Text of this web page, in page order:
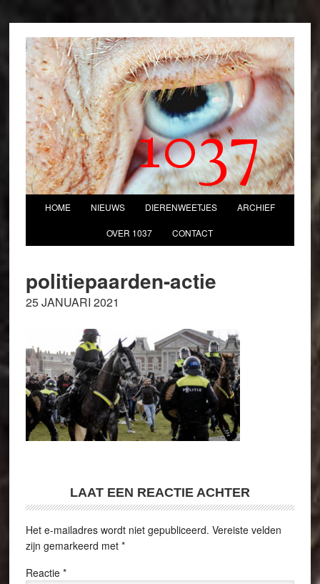
1037
HOME NIEUWS DIERENWEETJES ARCHIEF
OVER 1037 CONTACT
politiepaarden-actie
25 JANUARI 2021
LAAT EEN REACTIE ACHTER
Het e-mailadres wordt niet gepubliceerd. Vereiste velden
zijn gemarkeerd met *
Reactie *